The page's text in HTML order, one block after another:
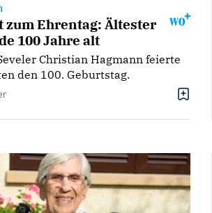
zum Ehrentag: Ältester
100 Jahre alt
Christian Hagmann feierte
den 100. Geburtstag.